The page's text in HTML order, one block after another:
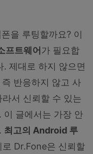
을 루팅할까요? 이
프트웨어가 필요합
제대로 하지 않으면
반응하지 않고 사
서 신뢰할 수 있는
이 글에서는 가장 안
최고의 Android 루
Dr.Fone은 신뢰할